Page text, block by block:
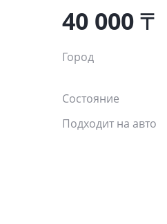
40 000₸
Город
Состояние
Подходит на авто